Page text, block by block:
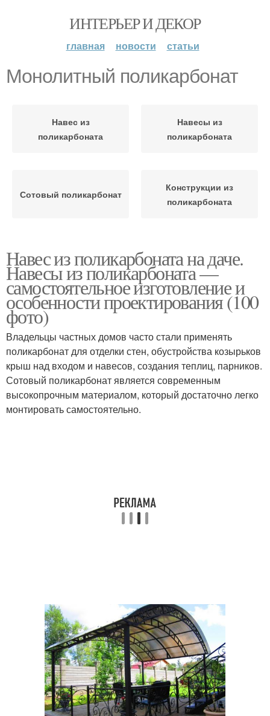
ИНТЕРЬЕР И ДЕКОР
главная новости статьи
Монолитный поликарбонат
Навес из
поликарбоната
Навесы из
поликарбоната
Сотовый поликарбонат
Конструкции из
поликарбоната
Навес из поликарбоната на даче.
Навесы из поликарбоната —
самостоятельное изготовление и
особенности проектирования (100
фото)
Владельцы частных домов часто стали применять
поликарбонат для отделки стен, обустройства козырьков
крыш над входом и навесов, создания теплиц, парников.
Сотовый поликарбонат является современным
высокопрочным материалом, который достаточно легко
монтировать самостоятельно.